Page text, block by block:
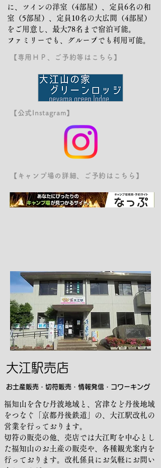
に、ツインの洋室（4部屋）、定員6名の和
室（5部屋）、定員10名の大広間（4部屋）
をご用意し、最大78名まで宿泊可能。
ファミリーでも、グループでも利用可能。
【専用ＨＰ、ご予約等はこちら】
【公式Instagram】
【キャンプ場の詳細、ご予約はこちら】
大江駅売店
お土産販売・切符販売・情報発信・コワーキング
福知山を含む丹波地域と、宮津など丹後地域
をつなぐ「京都丹後鉄道」の、大江駅改札の
営業を行っております。
切符の販売の他、売店では大江町を中心とし
た福知山のお土産の販売や、各種観光案内を
行っております。改札係員にお気軽にお問い